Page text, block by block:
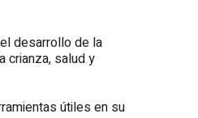
desarrollo de la
crianza, salud y
útiles en su